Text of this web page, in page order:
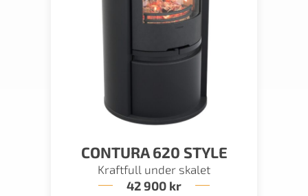
CONTURA 620 STYLE
Kraftfull under skalet
42 900 kr